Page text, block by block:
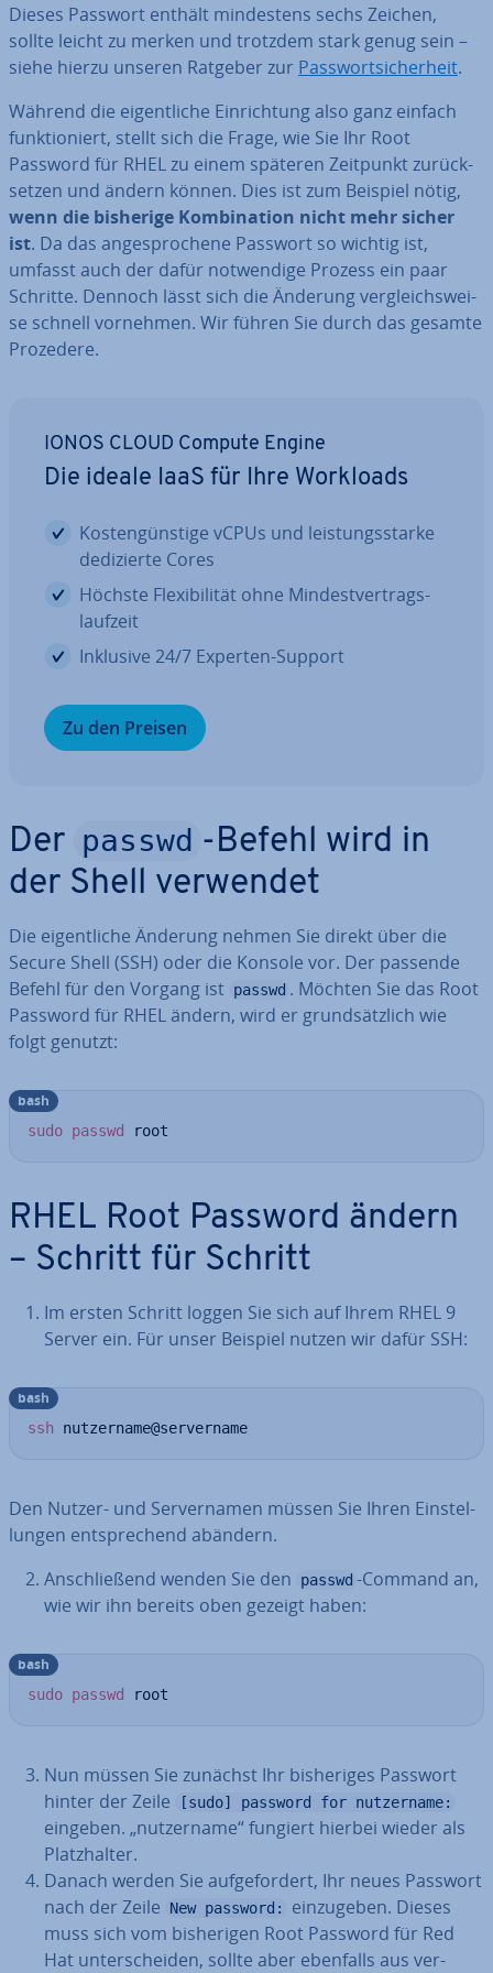
Dieses Passwort enthält min­des­tens sechs Zeichen,
sollte leicht zu merken und trotzdem stark genug sein –
siehe hierzu unseren Ratgeber zur Pass­wort­si­cher­heit.
Während die ei­gent­li­che Ein­rich­tung also ganz einfach
funk­tio­niert, stellt sich die Frage, wie Sie Ihr Root
Password für RHEL zu einem späteren Zeitpunkt zu­rück­
set­zen und ändern können. Dies ist zum Beispiel nötig,
wenn die bisherige Kom­bi­na­ti­on nicht mehr sicher
ist. Da das an­ge­spro­che­ne Passwort so wichtig ist,
umfasst auch der dafür not­wen­di­ge Prozess ein paar
Schritte. Dennoch lässt sich die Änderung ver­gleichs­wei­
se schnell vornehmen. Wir führen Sie durch das gesamte
Prozedere.
IONOS CLOUD Compute Engine
Die ideale IaaS für Ihre Workloads
Kos­ten­güns­ti­ge vCPUs und leis­tungs­star­ke
de­di­zier­te Cores
Höchste Fle­xi­bi­li­tät ohne Min­dest­ver­trags­
lauf­zeit
Inklusive 24/7 Experten-Support
Zu den Preisen
Der passwd -Befehl wird in
der Shell verwendet
Die ei­gent­li­che Änderung nehmen Sie direkt über die
Secure Shell (SSH) oder die Konsole vor. Der passende
Befehl für den Vorgang ist passwd . Möchten Sie das Root
Password für RHEL ändern, wird er grund­sätz­lich wie
folgt genutzt:
sudo passwd root
bash
RHEL Root Password ändern
– Schritt für Schritt
Im ersten Schritt loggen Sie sich auf Ihrem RHEL 9
Server ein. Für unser Beispiel nutzen wir dafür SSH:
ssh nutzername@servername
bash
Den Nutzer- und Ser­ver­na­men müssen Sie Ihren Ein­stel­
lun­gen ent­spre­chend abändern.
An­schlie­ßend wenden Sie den
passwd -Command an,
wie wir ihn bereits oben gezeigt haben:
sudo passwd root
bash
Nun müssen Sie zunächst Ihr bis­he­ri­ges Passwort
hinter der Zeile
[sudo] password for nutzername:
eingeben. „nut­zer­na­me“ fungiert hierbei wieder als
Platz­hal­ter.
Danach werden Sie auf­ge­for­dert, Ihr neues Passwort
nach der Zeile
New password:
ein­zu­ge­ben. Dieses
muss sich vom bis­he­ri­gen Root Password für Red
Hat un­ter­schei­den, sollte aber ebenfalls aus ver­